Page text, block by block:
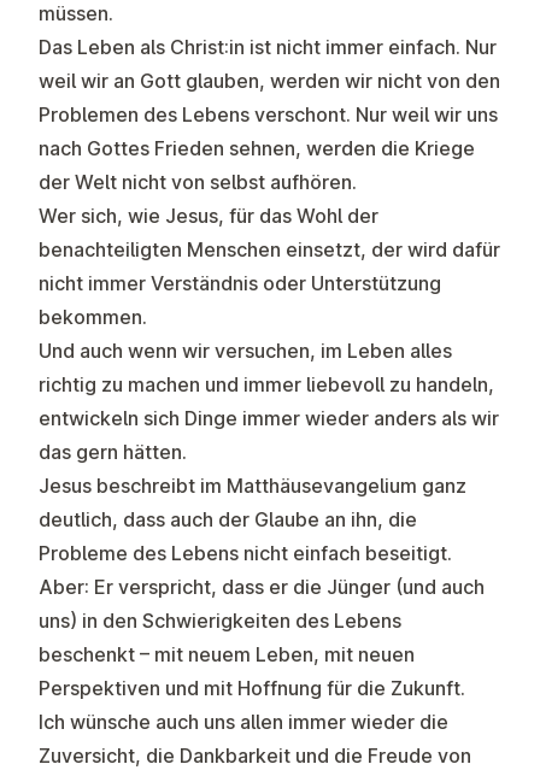
müssen.
Das Leben als Christ:in ist nicht immer einfach. Nur
weil wir an Gott glauben, werden wir nicht von den
Problemen des Lebens verschont. Nur weil wir uns
nach Gottes Frieden sehnen, werden die Kriege
der Welt nicht von selbst aufhören.
Wer sich, wie Jesus, für das Wohl der
benachteiligten Menschen einsetzt, der wird dafür
nicht immer Verständnis oder Unterstützung
bekommen.
Und auch wenn wir versuchen, im Leben alles
richtig zu machen und immer liebevoll zu handeln,
entwickeln sich Dinge immer wieder anders als wir
das gern hätten.
Jesus beschreibt im Matthäusevangelium ganz
deutlich, dass auch der Glaube an ihn, die
Probleme des Lebens nicht einfach beseitigt.
Aber: Er verspricht, dass er die Jünger (und auch
uns) in den Schwierigkeiten des Lebens
beschenkt – mit neuem Leben, mit neuen
Perspektiven und mit Hoffnung für die Zukunft.
Ich wünsche auch uns allen immer wieder die
Zuversicht, die Dankbarkeit und die Freude von